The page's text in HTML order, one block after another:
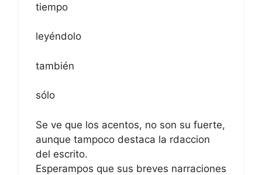
tiempo
leyéndolo
también
sólo
Se ve que los acentos, no son su fuerte,
aunque tampoco destaca la rdaccion
del escrito.
Esperampos que sus breves narraciones